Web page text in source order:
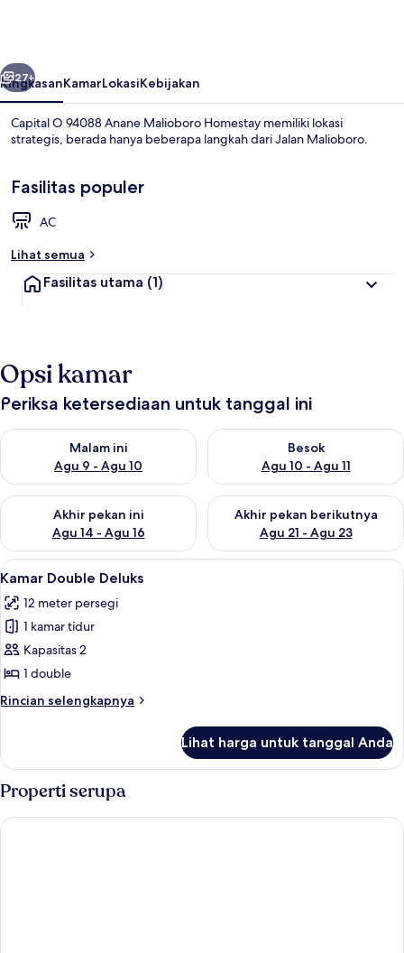
Homestay
Kamar Double Deluks | Ruang kerja
Berikutnya
27+
RingkasanKamarLokasiKebijakan
Capital O 94088 Anane Malioboro Homestay memiliki lokasi
strategis, berada hanya beberapa langkah dari Jalan Malioboro.
Fasilitas populer
AC
Lihat semua
Fasilitas utama (1)
Opsi kamar
Periksa ketersediaan untuk tanggal ini
Malam ini
Agu 9 - Agu 10
Periksa ketersediaan untuk malam ini Agu 9 - Agu 10
Besok
Agu 10 - Agu 11
Periksa ketersediaan untuk
Akhir pekan ini
Agu 14 - Agu 16
Periksa ketersediaan untuk akhir pekan ini Agu 14 - Agu 16
Akhir pekan berikutnya
Agu 21 - Agu 23
Periksa ketersediaan untuk
Lihat
semua
foto
untuk
Kamar
Double
Deluks
Kamar Double Deluks | Ruang kerja
18
Kamar Double Deluks
12 meter persegi
1 kamar tidur
Kapasitas 2
1 double
Rincian selengkapnya
Rincian
Kamar
Double
Deluks
Lihat harga untuk tanggal Anda
Properti serupa
Hotel O Dalinah Homestay